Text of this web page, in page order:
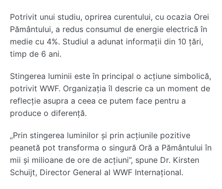
Potrivit unui studiu, oprirea curentului, cu ocazia Orei
Pământului, a redus consumul de energie electrică în
medie cu 4%. Studiul a adunat informații din 10 țări,
timp de 6 ani.
Stingerea luminii este în principal o acțiune simbolică,
potrivit WWF. Organizația îl descrie ca un moment de
reflecție asupra a ceea ce putem face pentru a
produce o diferență.
„Prin stingerea luminilor și prin acțiunile pozitive
peanetă pot transforma o singură Oră a Pământului în
mii și milioane de ore de acțiuni”, spune Dr. Kirsten
Schuijt, Director General al WWF Internaţional.